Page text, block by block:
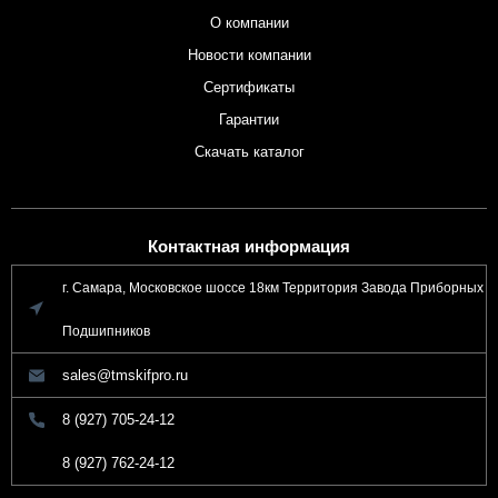
О компании
Новости компании
Сертификаты
Гарантии
Скачать каталог
Контактная информация
г. Самара, Московское шоссе 18км Территория Завода Приборных
Подшипников
sales@tmskifpro.ru
8 (927) 705-24-12
8 (927) 762-24-12